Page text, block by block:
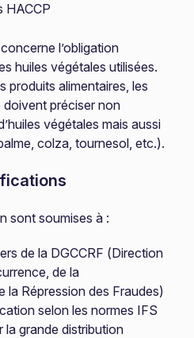
HACCP
l’obligation
huiles végétales utilisées.
produits alimentaires, les
préciser non
végétales mais aussi
colza, tournesol, etc.).
sont soumises à :
de la DGCCRF (Direction
de la
la Répression des Fraudes)
selon les normes IFS
la grande distribution